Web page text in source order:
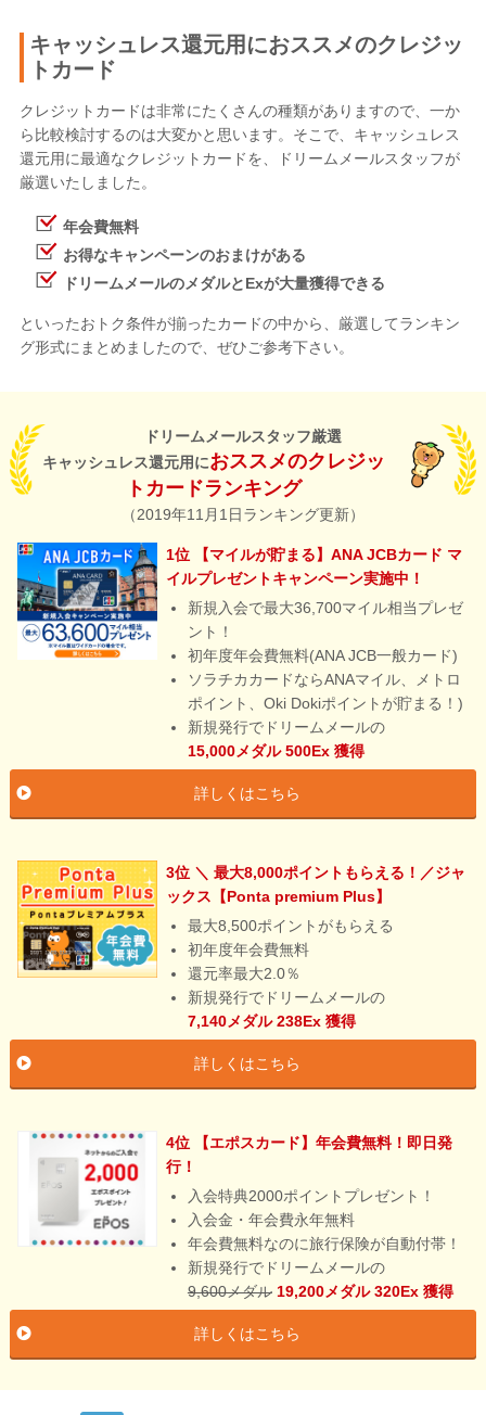
キャッシュレス還元用におススメのクレジッ
トカード
クレジットカードは非常にたくさんの種類がありますので、一か
ら比較検討するのは大変かと思います。そこで、キャッシュレス
還元用に最適なクレジットカードを、ドリームメールスタッフが
厳選いたしました。
年会費無料
お得なキャンペーンのおまけがある
ドリームメールのメダルとExが大量獲得できる
といったおトク条件が揃ったカードの中から、厳選してランキン
グ形式にまとめましたので、ぜひご参考下さい。
ドリームメールスタッフ厳選
キャッシュレス還元用におススメのクレジッ
トカードランキング
（2019年11月1日ランキング更新）
1位 【マイルが貯まる】ANA JCBカード マ
イルプレゼントキャンペーン実施中！
新規入会で最大36,700マイル相当プレゼ
ント！
初年度年会費無料(ANA JCB一般カード)
ソラチカカードならANAマイル、メトロ
ポイント、Oki Dokiポイントが貯まる！)
新規発行でドリームメールの
15,000メダル 500Ex 獲得
詳しくはこちら
3位 ＼ 最大8,000ポイントもらえる！／ジャ
ックス【Ponta premium Plus】
最大8,500ポイントがもらえる
初年度年会費無料
還元率最大2.0％
新規発行でドリームメールの
7,140メダル 238Ex 獲得
詳しくはこちら
4位 【エポスカード】年会費無料！即日発
行！
入会特典2000ポイントプレゼント！
入会金・年会費永年無料
年会費無料なのに旅行保険が自動付帯！
新規発行でドリームメールの
9,600メダル 19,200メダル 320Ex 獲得
詳しくはこちら